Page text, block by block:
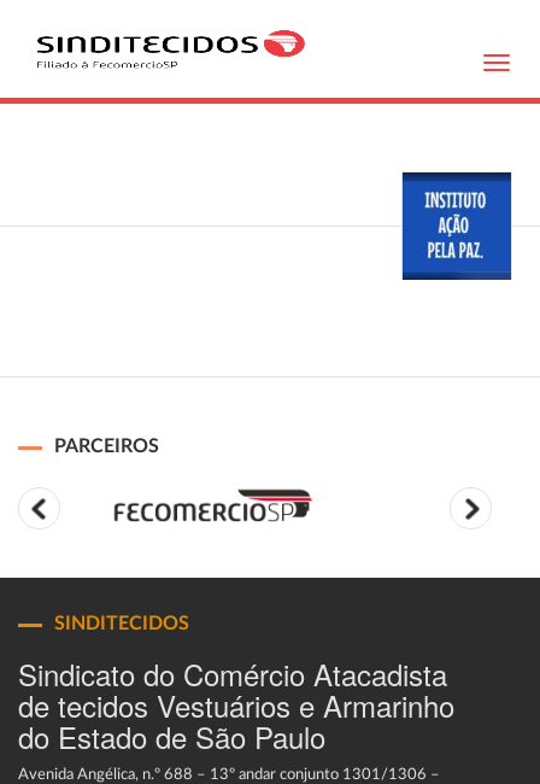
PARCEIROS
SINDITECIDOS
Sindicato do Comércio Atacadista
de tecidos Vestuários e Armarinho
do Estado de São Paulo
Avenida Angélica, n.º 688 – 13º andar conjunto 1301/1306 –